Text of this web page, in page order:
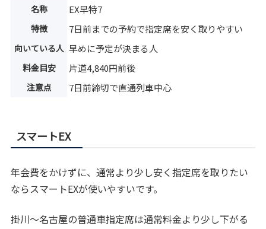
名称 EX早特7
特徴 7日前までの予約で指定席を安く取りやすい
向いている人 早めに予定が決まる人
料金目安 片道4,840円前後
注意点 7日前締切で直通列車中心
スマートEX
年会費をかけずに、通常より少し安く指定席を取りたい
ならスマートEXが使いやすいです。
掛川〜名古屋の普通車指定席は通常料金より少し下がる